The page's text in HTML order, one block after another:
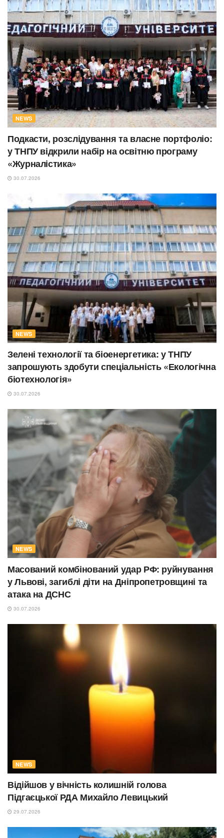
NEWS
Подкасти, розслідування та власне портфоліо:
у ТНПУ відкрили набір на освітню програму
«Журналістика»
30.07.2026
NEWS
Зелені технології та біоенергетика: у ТНПУ
запрошують здобути спеціальність «Екологічна
біотехнологія»
30.07.2026
NEWS
Масований комбінований удар РФ: руйнування
у Львові, загиблі діти на Дніпропетровщині та
атака на ДСНС
30.07.2026
NEWS
Відійшов у вічність колишній голова
Підгаєцької РДА Михайло Левицький
29.07.2026